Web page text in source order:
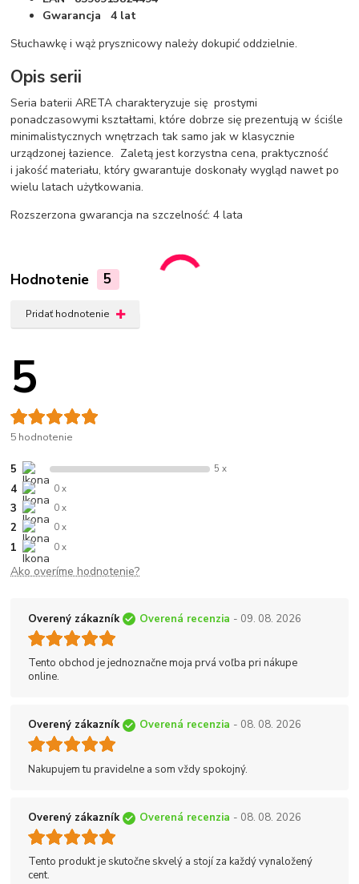
Gwarancja 4 lat
Słuchawkę i wąż prysznicowy należy dokupić oddzielnie.
Opis serii
Seria baterii ARETA charakteryzuje się prostymi
ponadczasowymi kształtami, które dobrze się prezentują w ściśle
minimalistycznych wnętrzach tak samo jak w klasycznie
urządzonej łazience. Zaletą jest korzystna cena, praktyczność
i jakość materiału, który gwarantuje doskonały wygląd nawet po
wielu latach użytkowania.
Rozszerzona gwarancja na szczelność: 4 lata
Hodnotenie 5
Pridať hodnotenie
5
5 hodnotenie
5 5 x
4 0 x
3 0 x
2 0 x
1 0 x
Ako overíme hodnotenie?
Overený zákazník Overená recenzia - 09. 08. 2026
Tento obchod je jednoznačne moja prvá voľba pri nákupe
online.
Overený zákazník Overená recenzia - 08. 08. 2026
Nakupujem tu pravidelne a som vždy spokojný.
Overený zákazník Overená recenzia - 08. 08. 2026
Tento produkt je skutočne skvelý a stojí za každý vynaložený
cent.